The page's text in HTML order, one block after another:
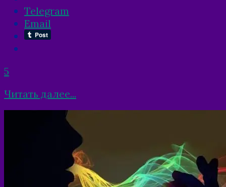
Telegram
Email
5
Читать далее...